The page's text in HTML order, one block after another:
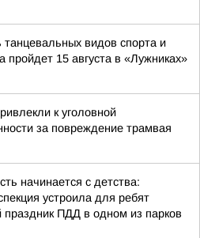
танцевальных видов спорта и
пройдет 15 августа в «Лужниках»
к уголовной
за повреждение трамвая
начинается с детства:
устроила для ребят
праздник ПДД в одном из парков